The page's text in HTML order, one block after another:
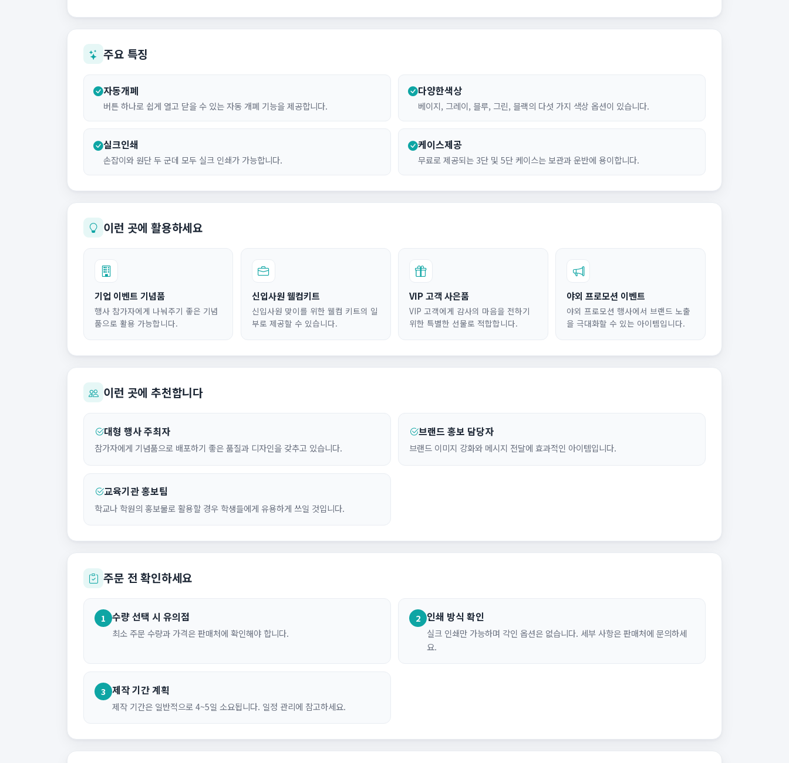
주요 특징
자동개폐
버튼 하나로 쉽게 열고 닫을 수 있는 자동 개폐 기능을 제공합니다.
다양한색상
베이지, 그레이, 블루, 그린, 블랙의 다섯 가지 색상 옵션이 있습니다.
실크인쇄
손잡이와 원단 두 군데 모두 실크 인쇄가 가능합니다.
케이스제공
무료로 제공되는 3단 및 5단 케이스는 보관과 운반에 용이합니다.
이런 곳에 활용하세요
기업 이벤트 기념품
행사 참가자에게 나눠주기 좋은 기념
품으로 활용 가능합니다.
신입사원 웰컴키트
신입사원 맞이를 위한 웰컴 키트의 일
부로 제공할 수 있습니다.
VIP 고객 사은품
VIP 고객에게 감사의 마음을 전하기
위한 특별한 선물로 적합합니다.
야외 프로모션 이벤트
야외 프로모션 행사에서 브랜드 노출
을 극대화할 수 있는 아이템입니다.
이런 곳에 추천합니다
대형 행사 주최자
참가자에게 기념품으로 배포하기 좋은 품질과 디자인을 갖추고 있습니다.
브랜드 홍보 담당자
브랜드 이미지 강화와 메시지 전달에 효과적인 아이템입니다.
교육기관 홍보팀
학교나 학원의 홍보물로 활용할 경우 학생들에게 유용하게 쓰일 것입니다.
주문 전 확인하세요
1 수량 선택 시 유의점
최소 주문 수량과 가격은 판매처에 확인해야 합니다.
2 인쇄 방식 확인
실크 인쇄만 가능하며 각인 옵션은 없습니다. 세부 사항은 판매처에 문의하세
요.
3 제작 기간 계획
제작 기간은 일반적으로 4~5일 소요됩니다. 일정 관리에 참고하세요.